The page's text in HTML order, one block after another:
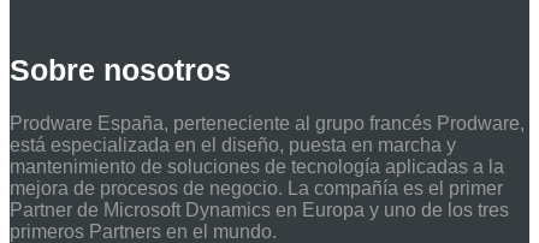
Sobre nosotros
Prodware España, perteneciente al grupo francés Prodware,
está especializada en el diseño, puesta en marcha y
mantenimiento de soluciones de tecnología aplicadas a la
mejora de procesos de negocio. La compañía es el primer
Partner de Microsoft Dynamics en Europa y uno de los tres
primeros Partners en el mundo.